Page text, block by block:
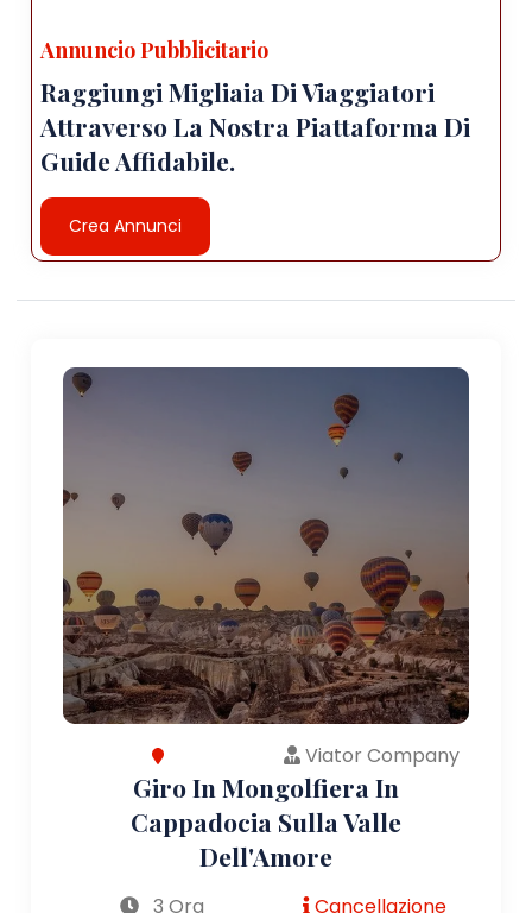
Annuncio Pubblicitario
Raggiungi Migliaia Di Viaggiatori
Attraverso La Nostra Piattaforma Di
Guide Affidabile.
Crea Annunci
Viator Company
Giro In Mongolfiera In
Cappadocia Sulla Valle
Dell'Amore
3 Ora
Cancellazione